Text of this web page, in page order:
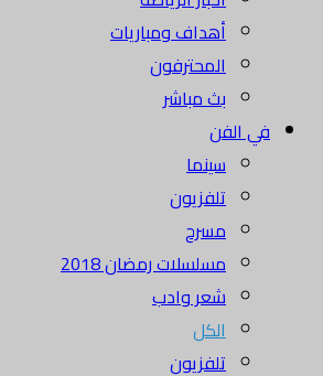
أهداف ومباريات
المحترفون
بث مباشر
في الفن
سينما
تلفزيون
مسرح
مسلسلات رمضان 2018
شعر وادب
الكل
تلفزيون